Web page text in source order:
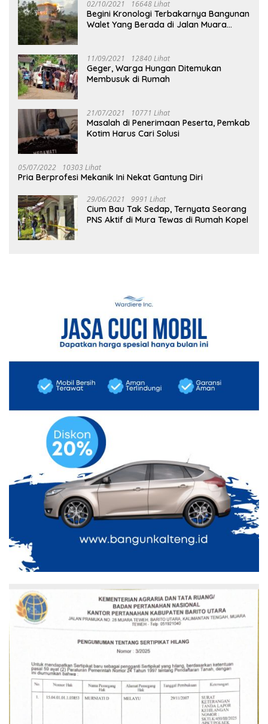
02/10/2021 16648 Lihat
Begini Kronologi Terbakarnya Bangunan
Walet Yang Berada di Jalan Muara
11/09/2021 12840 Lihat
Geger, Warga Hungan Ditemukan
Membusuk di Rumah
21/07/2021 10771 Lihat
Masalah di Penerimaan Peserta, Pemkab
Kotim Harus Cari Solusi
05/07/2022 10303 Lihat
Pria Berprofesi Mekanik Ini Nekat Gantung Diri
29/06/2021 9991 Lihat
Cium Bau Tak Sedap, Ternyata Seorang
PNS Aktif di Mura Tewas di Rumah Kopel